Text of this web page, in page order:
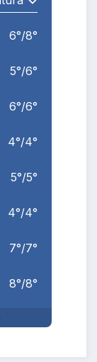
6°/8°
5°/6°
6°/6°
4°/4°
5°/5°
4°/4°
7°/7°
8°/8°